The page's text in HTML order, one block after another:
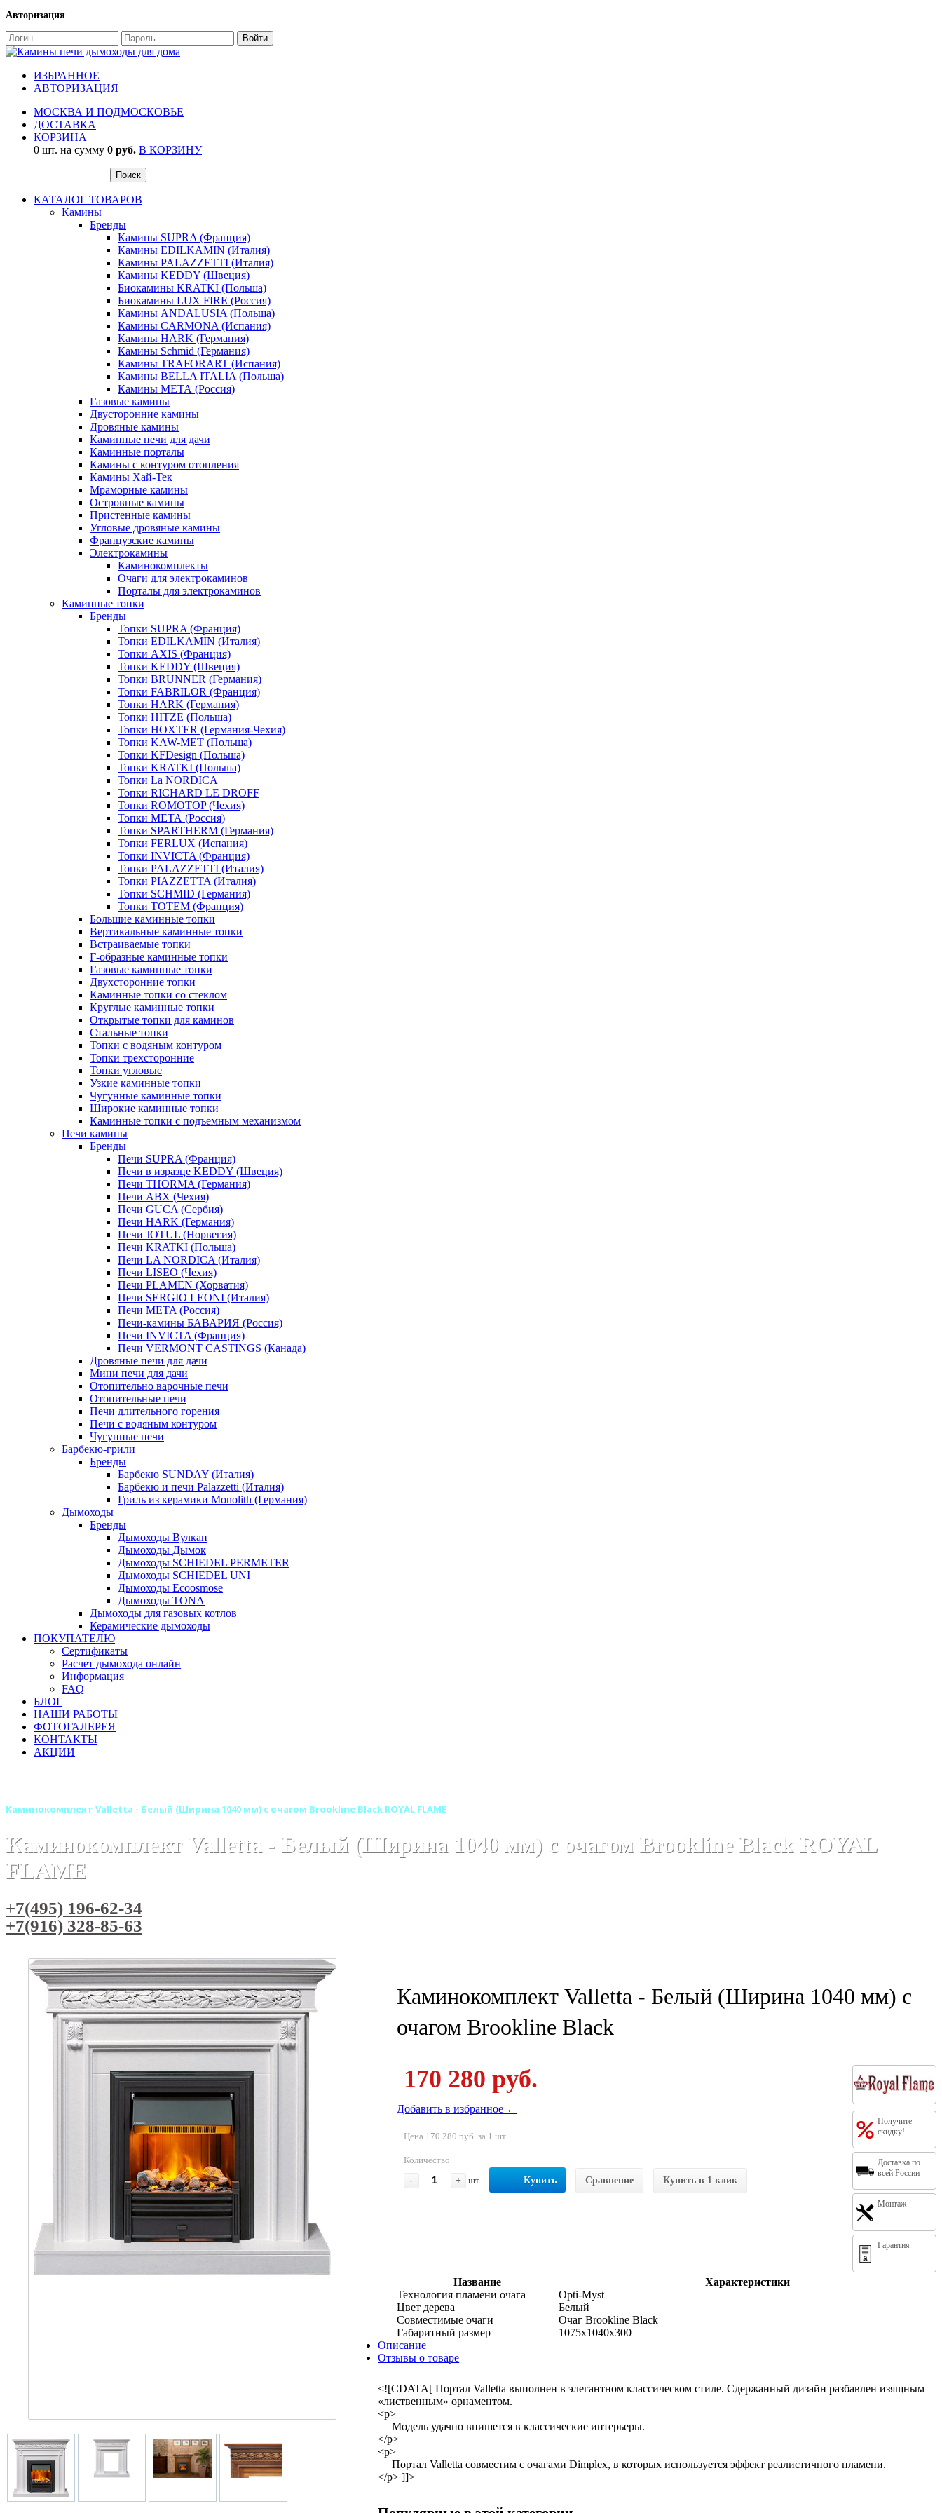
Авторизация
ИЗБРАННОЕ
АВТОРИЗАЦИЯ
МОСКВА И ПОДМОСКОВЬЕ
ДОСТАВКА
КОРЗИНА
0 шт. на сумму 0 руб. В КОРЗИНУ
КАТАЛОГ ТОВАРОВ
Камины
Бренды
Камины SUPRA (Франция)
Камины EDILKAMIN (Италия)
Камины PALAZZETTI (Италия)
Камины KEDDY (Швеция)
Биокамины KRATKI (Польша)
Биокамины LUX FIRE (Россия)
Камины ANDALUSIA (Польша)
Камины CARMONA (Испания)
Камины HARK (Германия)
Камины Schmid (Германия)
Камины TRAFORART (Испания)
Камины BELLA ITALIA (Польша)
Камины МЕТА (Россия)
Газовые камины
Двусторонние камины
Дровяные камины
Каминные печи для дачи
Каминные порталы
Камины с контуром отопления
Камины Хай-Тек
Мраморные камины
Островные камины
Пристенные камины
Угловые дровяные камины
Французские камины
Электрокамины
Каминокомплекты
Очаги для электрокаминов
Порталы для электрокаминов
Каминные топки
Бренды
Топки SUPRA (Франция)
Топки EDILKAMIN (Италия)
Топки AXIS (Франция)
Топки KEDDY (Швеция)
Топки BRUNNER (Германия)
Топки FABRILOR (Франция)
Топки HARK (Германия)
Топки HITZE (Польша)
Топки HOXTER (Германия-Чехия)
Топки KAW-MET (Польша)
Топки KFDesign (Польша)
Топки KRATKI (Польша)
Топки La NORDICA
Топки RICHARD LE DROFF
Топки ROMOTOP (Чехия)
Топки МЕТА (Россия)
Топки SPARTHERM (Германия)
Топки FERLUX (Испания)
Топки INVICTA (Франция)
Топки PALAZZETTI (Италия)
Топки PIAZZETTA (Италия)
Топки SCHMID (Германия)
Топки TOTEM (Франция)
Большие каминные топки
Вертикальные каминные топки
Встраиваемые топки
Г-образные каминные топки
Газовые каминные топки
Двухсторонние топки
Каминные топки со стеклом
Круглые каминные топки
Открытые топки для каминов
Стальные топки
Топки с водяным контуром
Топки трехсторонние
Топки угловые
Узкие каминные топки
Чугунные каминные топки
Широкие каминные топки
Каминные топки с подъемным механизмом
Печи камины
Бренды
Печи SUPRA (Франция)
Печи в изразце KEDDY (Швеция)
Печи THORMA (Германия)
Печи ABX (Чехия)
Печи GUCA (Сербия)
Печи HARK (Германия)
Печи JOTUL (Норвегия)
Печи KRATKI (Польша)
Печи LA NORDICA (Италия)
Печи LISEO (Чехия)
Печи PLAMEN (Хорватия)
Печи SERGIO LEONI (Италия)
Печи META (Россия)
Печи-камины БАВАРИЯ (Россия)
Печи INVICTA (Франция)
Печи VERMONT CASTINGS (Канада)
Дровяные печи для дачи
Мини печи для дачи
Отопительно варочные печи
Отопительные печи
Печи длительного горения
Печи с водяным контуром
Чугунные печи
Барбекю-грили
Бренды
Барбекю SUNDAY (Италия)
Барбекю и печи Palazzetti (Италия)
Гриль из керамики Monolith (Германия)
Дымоходы
Бренды
Дымоходы Вулкан
Дымоходы Дымок
Дымоходы SCHIEDEL PERMETER
Дымоходы SCHIEDEL UNI
Дымоходы Ecoosmose
Дымоходы TONA
Дымоходы для газовых котлов
Керамические дымоходы
ПОКУПАТЕЛЮ
Сертификаты
Расчет дымохода онлайн
Информация
FAQ
БЛОГ
НАШИ РАБОТЫ
ФОТОГАЛЕРЕЯ
КОНТАКТЫ
АКЦИИ
Каминокомплект Valletta - Белый (Ширина 1040 мм) с очагом Brookline Black ROYAL FLAME
Каминокомплект Valletta - Белый (Ширина 1040 мм) с очагом Brookline Black ROYAL
FLAME
+7(495) 196-62-34
+7(916) 328-85-63
Каминокомплект Valletta - Белый (Ширина 1040 мм) с
очагом Brookline Black
Получите
скидку!
Доставка по
всей России
Монтаж
Гарантия
170 280 руб.
Добавить в избранное ←
Цена 170 280 руб. за 1 шт
Количество
-
+ шт Купить Сравнение Купить в 1 клик
Название
Характеристики
Технология пламени очага
Opti-Myst
Цвет дерева
Белый
Совместимые очаги
Очаг Brookline Black
Габаритный размер
1075x1040x300
Описание
Отзывы о товаре
<![CDATA[ Портал Valletta выполнен в элегантном классическом стиле. Сдержанный дизайн разбавлен изящным
«лиственным» орнаментом.
<p>
Модель удачно впишется в классические интерьеры.
</p>
<p>
Портал Valletta совместим с очагами Dimplex, в которых используется эффект реалистичного пламени.
</p> ]]>